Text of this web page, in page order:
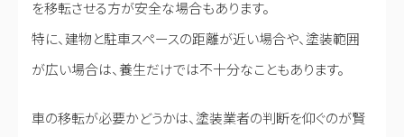
を移転させる方が安全な場合もあります。
特に、建物と駐車スペースの距離が近い場合や、塗装範囲
が広い場合は、養生だけでは不十分なこともあります。
車の移転が必要かどうかは、塗装業者の判断を仰ぐのが賢